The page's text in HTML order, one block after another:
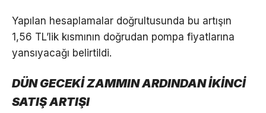
Yapılan hesaplamalar doğrultusunda bu artışın
1,56 TL’lik kısmının doğrudan pompa fiyatlarına
yansıyacağı belirtildi.
DÜN GECEKİ ZAMMIN ARDINDAN İKİNCİ
SATIŞ ARTIŞI